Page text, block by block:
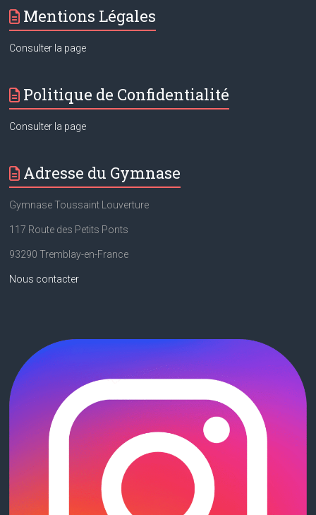
Mentions Légales
Consulter la page
Politique de Confidentialité
Consulter la page
Adresse du Gymnase
Gymnase Toussaint Louverture
117 Route des Petits Ponts
93290 Tremblay-en-France
Nous contacter